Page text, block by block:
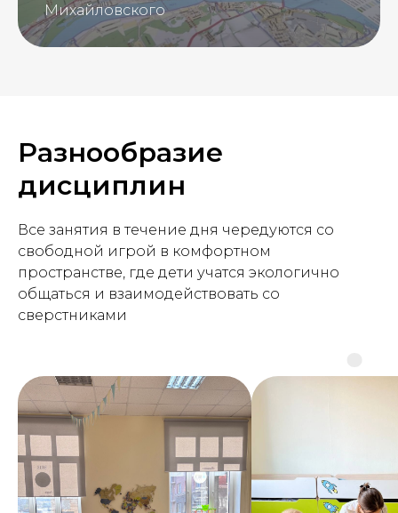
Михайловского
Разнообразие
дисциплин
Все занятия в течение дня чередуются со
свободной игрой в комфортном
пространстве, где дети учатся экологично
общаться и взаимодействовать со
сверстниками